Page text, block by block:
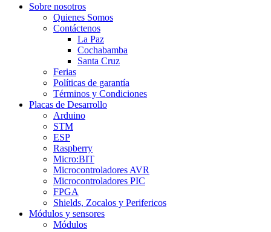
Sobre nosotros
Quienes Somos
Contáctenos
La Paz
Cochabamba
Santa Cruz
Ferias
Políticas de garantía
Términos y Condiciones
Placas de Desarrollo
Arduino
STM
ESP
Raspberry
Micro:BIT
Microcontroladores AVR
Microcontroladores PIC
FPGA
Shields, Zocalos y Perifericos
Módulos y sensores
Módulos